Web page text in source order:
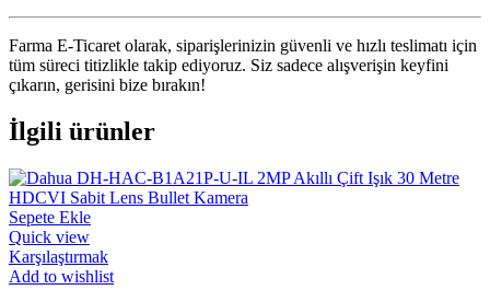
Farma E-Ticaret olarak, siparişlerinizin güvenli ve hızlı teslimatı için
tüm süreci titizlikle takip ediyoruz. Siz sadece alışverişin keyfini
çıkarın, gerisini bize bırakın!
İlgili ürünler
Sepete Ekle
Quick view
Karşılaştırmak
Add to wishlist